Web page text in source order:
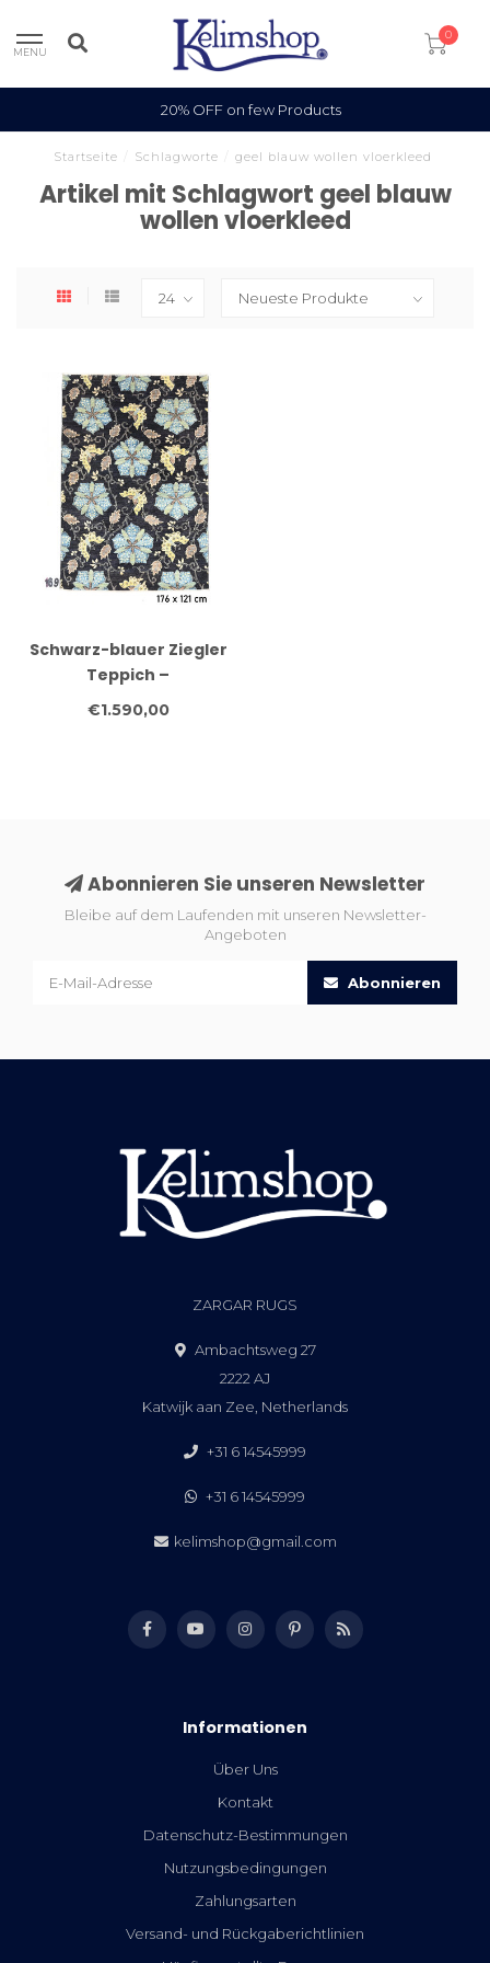
MENU
0
20% OFF on few Products
Startseite Schlagworte geel blauw wollen vloerkleed
Artikel mit Schlagwort geel blauw
wollen vloerkleed
Schwarz-blauer Ziegler
Teppich –
handgeknüpfter
€1.590,00
Abonnieren Sie unseren Newsletter
Bleibe auf dem Laufenden mit unseren Newsletter-
Angeboten
Abonnieren
ZARGAR RUGS
Ambachtsweg 27
2222 AJ
Katwijk aan Zee, Netherlands
+31 6 14545999
+31 6 14545999
kelimshop@gmail.com
Informationen
Über Uns
Kontakt
Datenschutz-Bestimmungen
Nutzungsbedingungen
Zahlungsarten
Versand- und Rückgaberichtlinien